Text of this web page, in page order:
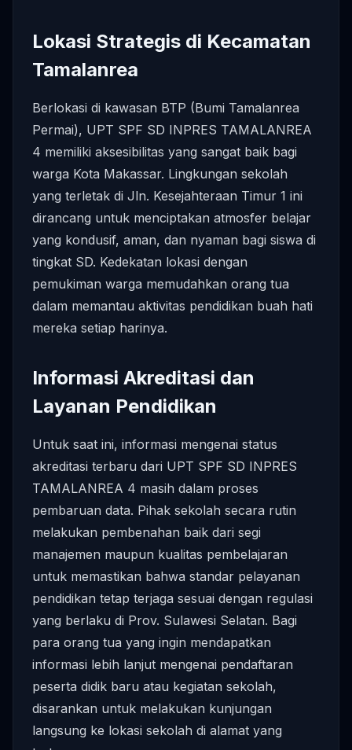
Lokasi Strategis di Kecamatan
Tamalanrea
Berlokasi di kawasan BTP (Bumi Tamalanrea
Permai), UPT SPF SD INPRES TAMALANREA
4 memiliki aksesibilitas yang sangat baik bagi
warga Kota Makassar. Lingkungan sekolah
yang terletak di Jln. Kesejahteraan Timur 1 ini
dirancang untuk menciptakan atmosfer belajar
yang kondusif, aman, dan nyaman bagi siswa di
tingkat SD. Kedekatan lokasi dengan
pemukiman warga memudahkan orang tua
dalam memantau aktivitas pendidikan buah hati
mereka setiap harinya.
Informasi Akreditasi dan
Layanan Pendidikan
Untuk saat ini, informasi mengenai status
akreditasi terbaru dari UPT SPF SD INPRES
TAMALANREA 4 masih dalam proses
pembaruan data. Pihak sekolah secara rutin
melakukan pembenahan baik dari segi
manajemen maupun kualitas pembelajaran
untuk memastikan bahwa standar pelayanan
pendidikan tetap terjaga sesuai dengan regulasi
yang berlaku di Prov. Sulawesi Selatan. Bagi
para orang tua yang ingin mendapatkan
informasi lebih lanjut mengenai pendaftaran
peserta didik baru atau kegiatan sekolah,
disarankan untuk melakukan kunjungan
langsung ke lokasi sekolah di alamat yang